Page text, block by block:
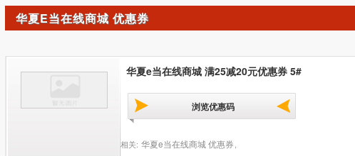
华夏E当在线商城 优惠券
华夏e当在线商城 满25减20元优惠券 5#
浏览优惠码
相关: 华夏e当在线商城 优惠券